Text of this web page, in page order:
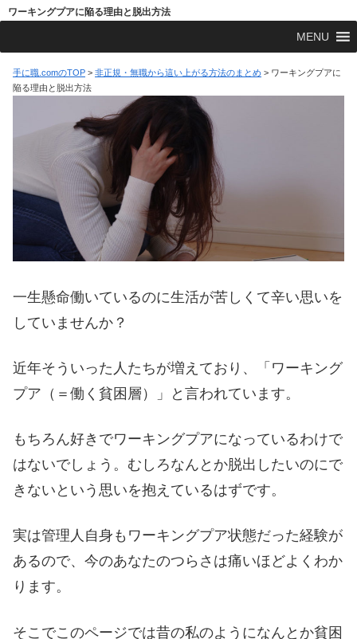
ワーキングプアに陥る理由と脱出方法
MENU
手に職.comのTOP > 非正規・無職から這い上がる方法のまとめ > ワーキングプアに
陥る理由と脱出方法
一生懸命働いているのに生活が苦しくて辛い思いを
していませんか？
近年そういった人たちが増えており、「ワーキング
プア（＝働く貧困層）」と言われています。
もちろん好きでワーキングプアになっているわけで
はないでしょう。むしろなんとか脱出したいのにで
きないという思いを抱えているはずです。
実は管理人自身もワーキングプア状態だった経験が
あるので、今のあなたのつらさは痛いほどよくわか
ります。
そこでこのページでは昔の私のようになんとか貧困